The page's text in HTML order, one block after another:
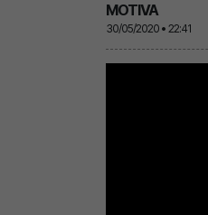
MOTIVA
30/05/2020 • 22:41